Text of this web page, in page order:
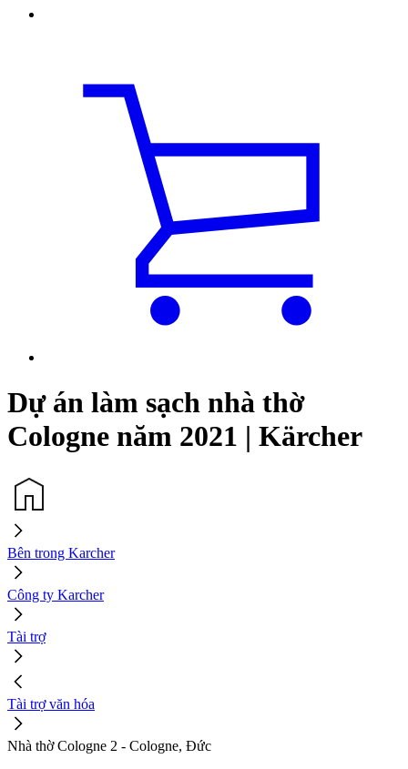
Dự án làm sạch nhà thờ
Cologne năm 2021 | Kärcher
Bên trong Karcher
Công ty Karcher
Tài trợ
Tài trợ văn hóa
Nhà thờ Cologne 2 - Cologne, Đức